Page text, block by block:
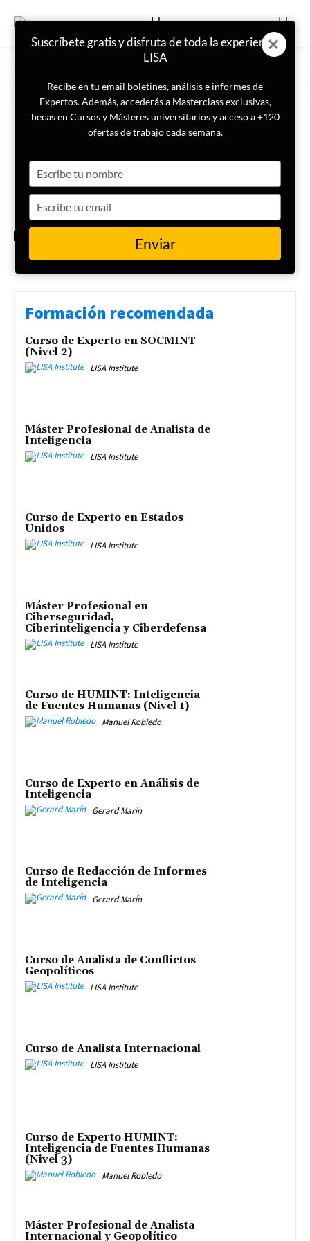
ETIQUETA
colectivos vulnerables
Estafas digitales a personas
mayores: cómo reconocerlas y
protegerse
Formación recomendada
Curso de Experto en SOCMINT
(Nivel 2)
LISA Institute
Máster Profesional de Analista de
Inteligencia
LISA Institute
Curso de Experto en Estados
Unidos
LISA Institute
Máster Profesional en
Ciberseguridad,
Ciberinteligencia y Ciberdefensa
LISA Institute
Curso de HUMINT: Inteligencia
de Fuentes Humanas (Nivel 1)
Manuel Robledo
Curso de Experto en Análisis de
Inteligencia
Gerard Marín
Curso de Redacción de Informes
de Inteligencia
Gerard Marín
Curso de Analista de Conflictos
Geopolíticos
LISA Institute
Curso de Analista Internacional
LISA Institute
Curso de Experto HUMINT:
Inteligencia de Fuentes Humanas
(Nivel 3)
Manuel Robledo
Máster Profesional de Analista
Internacional y Geopolítico
Suscríbete gratis y disfruta de toda la experiencia
LISA
Recibe en tu email boletines, análisis e informes de
Expertos. Además, accederás a Masterclass exclusivas,
becas en Cursos y Másteres universitarios y acceso a +120
ofertas de trabajo cada semana.
your
name
your
email
Enviar